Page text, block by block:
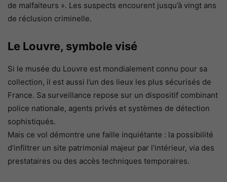
de malfaiteurs ». Les suspects encourent jusqu’à vingt ans
de réclusion criminelle.
Le Louvre, symbole visé
Si le musée du Louvre est mondialement connu pour sa
collection, il est aussi l’un des lieux les plus sécurisés de
France. Sa surveillance repose sur un dispositif combinant
police nationale, agents privés et systèmes de détection
sophistiqués.
Mais ce vol démontre une faille inquiétante : la possibilité
d’infiltrer un site patrimonial majeur par l’intérieur, via des
prestataires ou des accès techniques temporaires.